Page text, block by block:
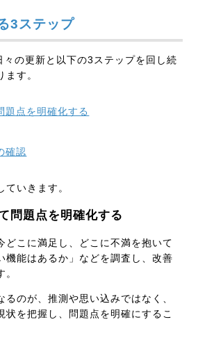
3ステップ
の更新と以下の3ステップを回し続
ます。
題点を明確化する
確認
ていきます。
問題点を明確化する
どこに満足し、どこに不満を抱いて
機能はあるか」などを調査し、改善
るのが、推測や思い込みではなく、
状を把握し、問題点を明確にするこ